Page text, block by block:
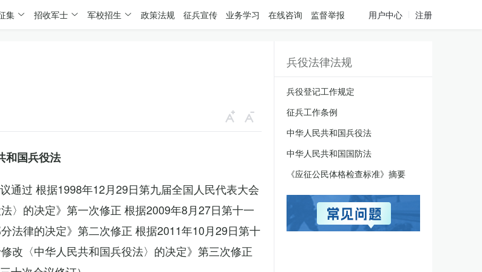
集 招收军士 军校招生 政策法规 征兵宣传 业务学习 在线咨询 监督举报 用户中心 注册
和国兵役法
通过 根据1998年12月29日第九届全国人民代表大会
〉的决定》第一次修正 根据2009年8月27日第十一
法律的决定》第二次修正 根据2011年10月29日第十
改〈中华人民共和国兵役法〉的决定》第三次修正
兵役法律法规
兵役登记工作规定
征兵工作条例
中华人民共和国兵役法
中华人民共和国国防法
《应征公民体格检查标准》摘要